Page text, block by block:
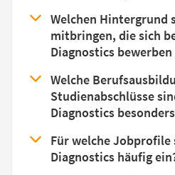
Welchen Hintergrund
mitbringen, die sich
Diagnostics
Welche
Studienabschlüsse
Diagnostics
Für welche
Diagnostics häufig